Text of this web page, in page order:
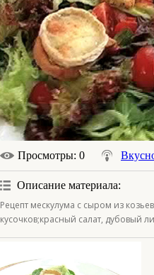
Просмотры: 0
Описание материала:
Рецепт мескулума с сыром из
кусочков;красный салат, дубовый